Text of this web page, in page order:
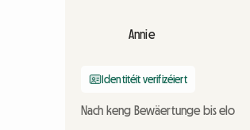
Annie
Identitéit verifizéiert
Nach keng Bewäertunge bis elo